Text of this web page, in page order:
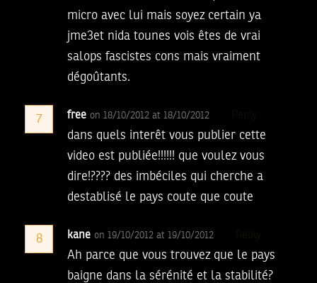
micro avec lui mais soyez certain ya
jme3et nida tounes vois êtes de vrai
salops fascistes cons mais vraiment
dégoûtants.
7 free on 18/10/2012 at 18/10/2012
dans quels interêt vous publier cette
video est publiée!!!!!! que voulez vous
dire!???? des imbéciles qui cherche a
destablisé le pays coute que coute
8 kane on 19/10/2012 at 19/10/2012
Ah parce que vous trouvez que le pays
baigne dans la sérénité et la stabilité?